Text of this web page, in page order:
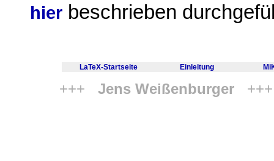
hier beschrieben
LaTeX-Startseite Einleitung
+++ Jens Weißenburger